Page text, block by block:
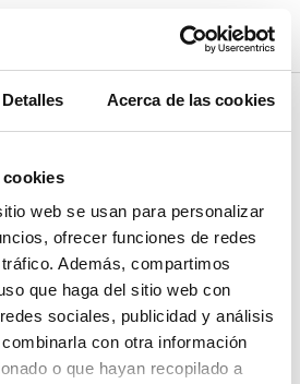
Detalles Acerca de las cookies
cookies
web se usan para personalizar
ofrecer funciones de redes
Además, compartimos
que haga del sitio web con
sociales, publicidad y análisis
con otra información
o que hayan recopilado a
no encontrada
buscas no existe o no está disponible en
PREGUNTAS FRECUENTES